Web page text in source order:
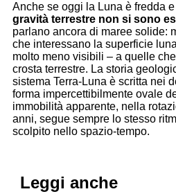
Anche se oggi la Luna è fredda
gravità terrestre non si sono
parlano ancora di maree solide:
che interessano la superficie
molto meno visibili – a quelle
crosta terrestre. La storia
sistema Terra-Luna è scritta nei
forma impercettibilmente ovale
immobilità apparente, nella
anni, segue sempre lo stesso
scolpito nello spazio-tempo.
Leggi anche